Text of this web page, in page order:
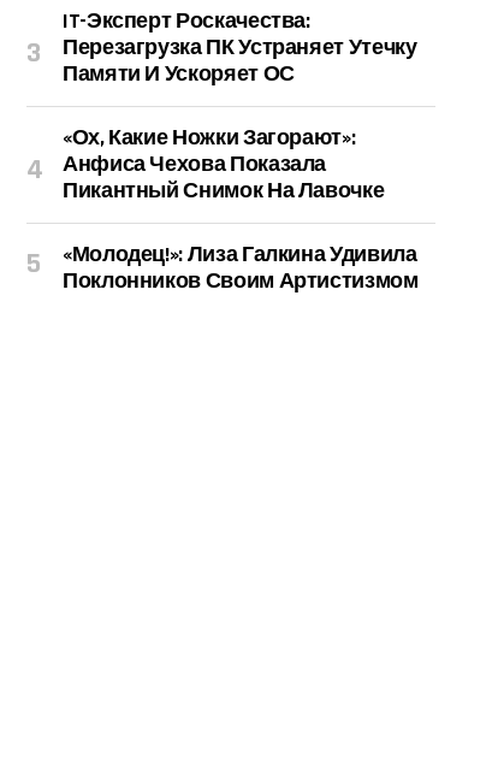
IT-Эксперт Роскачества:
Перезагрузка ПК Устраняет Утечку
Памяти И Ускоряет ОС
«Ох, Какие Ножки Загорают»:
Анфиса Чехова Показала
Пикантный Снимок На Лавочке
«Молодец!»: Лиза Галкина Удивила
Поклонников Своим Артистизмом